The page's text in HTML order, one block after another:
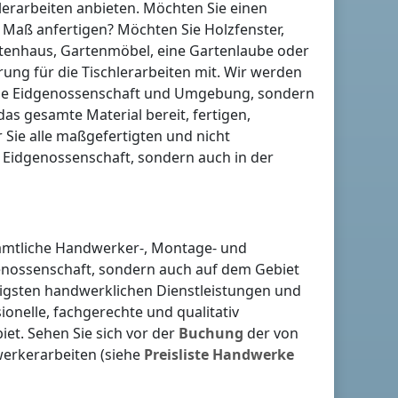
anbieten. Möchten Sie einen
anfertigen? Möchten Sie Holzfenster,
Gartenmöbel, eine Gartenlaube oder
für die Tischlerarbeiten mit. Wir werden
Eidgenossenschaft und Umgebung, sondern
gesamte Material bereit, fertigen,
alle maßgefertigten und nicht
, sondern auch in der
Handwerker-, Montage- und
, sondern auch auf dem Gebiet
handwerklichen Dienstleistungen und
fachgerechte und qualitativ
Sehen Sie sich vor der Buchung der von
(siehe Preisliste Handwerke